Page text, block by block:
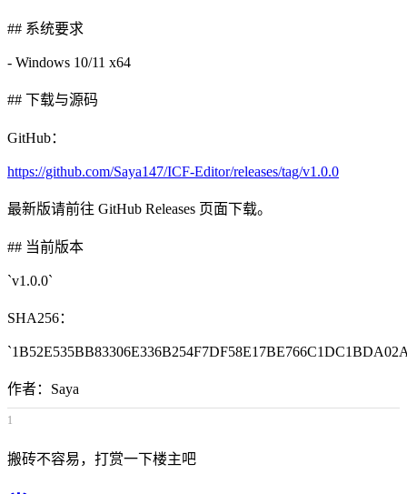
## 系统要求
- Windows 10/11 x64
## 下载与源码
GitHub：
https://github.com/Saya147/ICF-Editor/releases/tag/v1.0.0
最新版请前往 GitHub Releases 页面下载。
## 当前版本
`v1.0.0`
SHA256：
作者：Saya
1
搬砖不容易，打赏一下楼主吧